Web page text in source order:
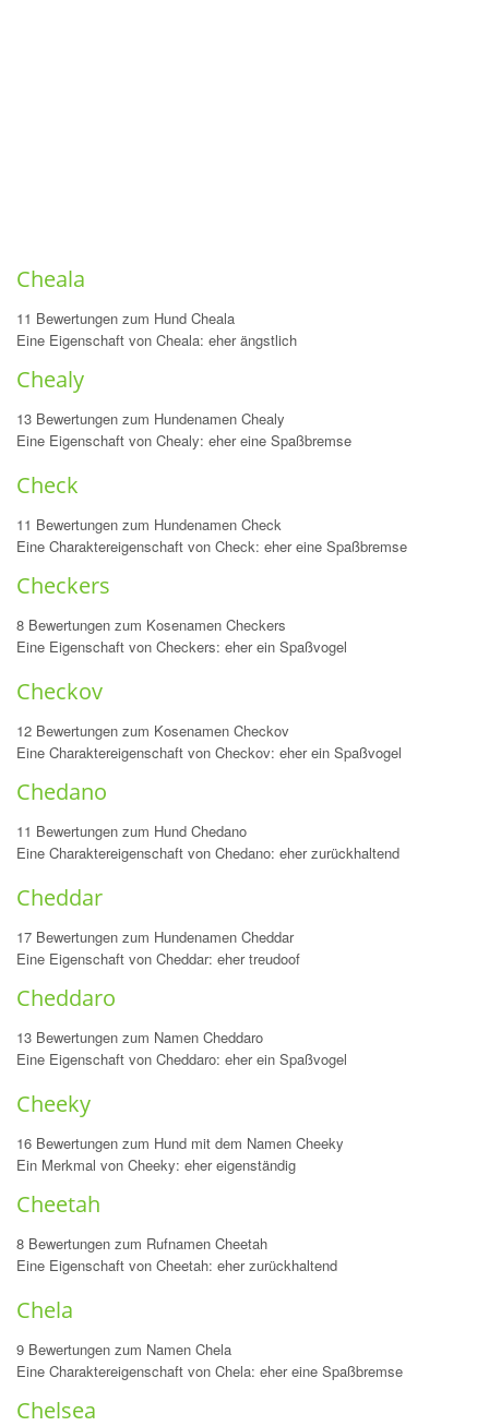
Cheala
11 Bewertungen zum Hund Cheala
Eine Eigenschaft von Cheala: eher ängstlich
Chealy
13 Bewertungen zum Hundenamen Chealy
Eine Eigenschaft von Chealy: eher eine Spaßbremse
Check
11 Bewertungen zum Hundenamen Check
Eine Charaktereigenschaft von Check: eher eine Spaßbremse
Checkers
8 Bewertungen zum Kosenamen Checkers
Eine Eigenschaft von Checkers: eher ein Spaßvogel
Checkov
12 Bewertungen zum Kosenamen Checkov
Eine Charaktereigenschaft von Checkov: eher ein Spaßvogel
Chedano
11 Bewertungen zum Hund Chedano
Eine Charaktereigenschaft von Chedano: eher zurückhaltend
Cheddar
17 Bewertungen zum Hundenamen Cheddar
Eine Eigenschaft von Cheddar: eher treudoof
Cheddaro
13 Bewertungen zum Namen Cheddaro
Eine Eigenschaft von Cheddaro: eher ein Spaßvogel
Cheeky
16 Bewertungen zum Hund mit dem Namen Cheeky
Ein Merkmal von Cheeky: eher eigenständig
Cheetah
8 Bewertungen zum Rufnamen Cheetah
Eine Eigenschaft von Cheetah: eher zurückhaltend
Chela
9 Bewertungen zum Namen Chela
Eine Charaktereigenschaft von Chela: eher eine Spaßbremse
Chelsea